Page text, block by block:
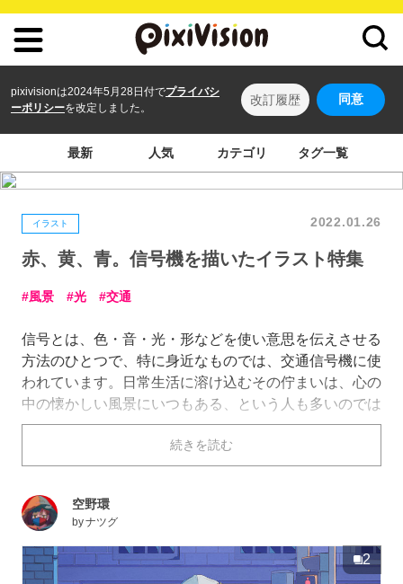
pixivisionは2024年5月28日付でプライバシ
ーポリシーを改定しました。
改訂履歴 同意
最新 人気 カテゴリ タグ一覧
イラスト 2022.01.26
赤、黄、青。信号機を描いたイラスト特集
風景 光 交通
信号とは、色・音・光・形などを使い意思を伝えさせる
方法のひとつで、特に身近なものでは、交通信号機に使
われています。日常生活に溶け込むその佇まいは、心の
中の懐かしい風景にいつもある、という人も多いのでは
ないでしょうか。
今回はそんな信号機を描いたイラストを特集しました。
それではご覧ください。
続きを読む
空野環
byナツグ
2